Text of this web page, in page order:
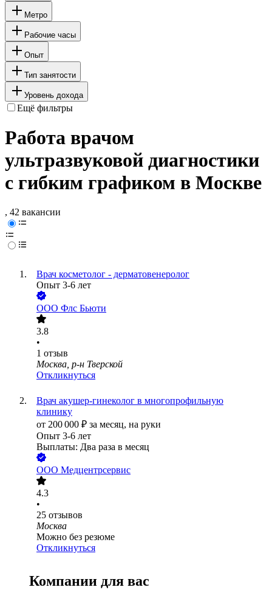
Метро
Рабочие часы
Опыт
Тип занятости
Уровень дохода
Ещё фильтры
Работа врачом
ультразвуковой диагностики
с гибким графиком в Москве
, 42 вакансии
Врач косметолог - дерматовенеролог
Опыт 3-6 лет
ООО Флс Бьюти
3.8
•
1 отзыв
Москва, р-н Тверской
Откликнуться
Врач акушер-гинеколог в многопрофильную
клинику
от 200 000 ₽ за месяц, на руки
Опыт 3-6 лет
Выплаты: Два раза в месяц
ООО Медцентрсервис
4.3
•
25 отзывов
Москва
Можно без резюме
Откликнуться
Компании для вас